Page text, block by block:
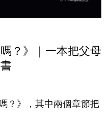
？》｜一本把父母
？》，其中兩個章節把